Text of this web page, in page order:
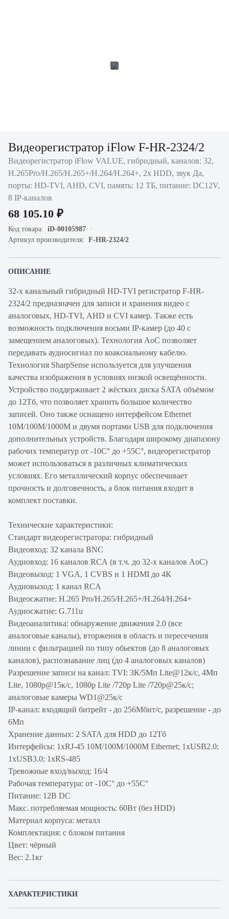
Видеорегистратор iFlow F-HR-2324/2
Видеорегистратор iFlow VALUE, гибридный, каналов: 32,
H.265Pro/H.265/H.265+/H.264/H.264+, 2x HDD, звук Да,
порты: HD-TVI, AHD, CVI, память: 12 ТБ, питание: DC12V,
8 IP-каналов
68 105.10 ₽
Код товара: iD-00105987
Артикул производителя: F-HR-2324/2
ОПИСАНИЕ
32-х канальный гибридный HD-TVI регистратор F-HR-
2324/2 предназначен для записи и хранения видео с
аналоговых, HD-TVI, AHD и CVI камер. Также есть
возможность подключения восьми IP-камер (до 40 с
замещением аналоговых). Технология AoC позволяет
передавать аудиосигнал по коаксиальному кабелю.
Технология SharpSense используется для улучшения
качества изображения в условиях низкой освещённости.
Устройство поддерживает 2 жёстких диска SATA объёмом
до 12Тб, что позволяет хранить большое количество
записей. Оно также оснащено интерфейсом Ethernet
10M/100M/1000M и двумя портами USB для подключения
дополнительных устройств. Благодаря широкому диапазону
рабочих температур от -10C° до +55C°, видеорегистратор
может использоваться в различных климатических
условиях. Его металлический корпус обеспечивает
прочность и долговечность, а блок питания входит в
комплект поставки.
Технические характеристики:
Стандарт видеорегистратора: гибридный
Видеовход: 32 канала BNC
Аудиовход: 16 каналов RCA (в т.ч. до 32-х каналов AoC)
Видеовыход: 1 VGA, 1 CVBS и 1 HDMI до 4К
Аудиовыход: 1 канал RCA
Видеосжатие: H.265 Pro/H.265/H.265+/H.264/H.264+
Аудиосжатие: G.711u
Видеоаналитика: обнаружение движения 2.0 (все
аналоговые каналы), вторжения в область и пересечения
линии c фильтрацией по типу обьектов (до 8 аналоговых
каналов), распознавание лиц (до 4 аналоговых каналов)
Разрешение записи на канал: TVI: 3К/5Мп Lite@12к/с, 4Мп
Lite, 1080p@15к/с, 1080p Lite /720p Lite /720p@25к/с;
аналоговые камеры WD1@25к/с
IP-канал: входящий битрейт - до 256Мбит/с, разрешение - до
6Мп
Хранение данных: 2 SATA для HDD до 12Тб
Интерфейсы: 1хRJ-45 10M/100M/1000M Ethernet; 1хUSB2.0;
1хUSB3.0; 1хRS-485
Тревожные вход/выход: 16/4
Рабочая температура: от -10C° до +55C°
Питание: 12В DC
Макс. потребляемая мощность: 60Вт (без HDD)
Материал корпуса: металл
Комплектация: с блоком питания
Цвет: чёрный
Вес: 2.1кг
ХАРАКТЕРИСТИКИ